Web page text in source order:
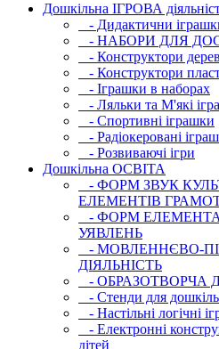
Дошкільна ІГРОВА
- Дидактични
- НАБОРИ ДЛЯ
- Конструктори
- Конструктори
- Іграшки в наборах
- Ляльки та М'які
- Спортивні іграшки
- Радіокеровані
- Розвиваючі ігри
Дошкільна ОСВIТА
- ФОРМ ЗВУК
ЕЛЕМЕНТІВ
- ФОРМ
УЯВЛЕНЬ
- МОВЛЕННЄВО-
ДІЯЛЬНІСТЬ
- ОБРАЗОТВОРЧА
- Стенди для
- Настільні логічні
- Електронні
дітей